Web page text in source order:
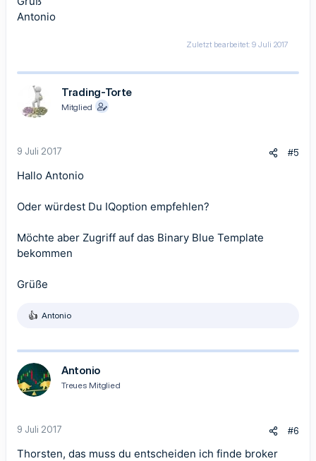
Antonio
Zuletzt bearbeitet: 9 Juli 2017
Trading-Torte
Mitglied
9 Juli 2017 #5
Hallo Antonio
Oder würdest Du IQoption empfehlen?
Möchte aber Zugriff auf das Binary Blue Template
bekommen
Grüße
R
k
t
i
o
n
:
Antonio
Antonio
Treues Mitglied
9 Juli 2017 #6
Thorsten, das muss du entscheiden ich finde broker